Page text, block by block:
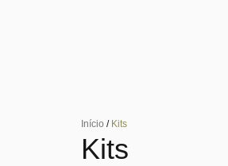
Início / Kits
Kits